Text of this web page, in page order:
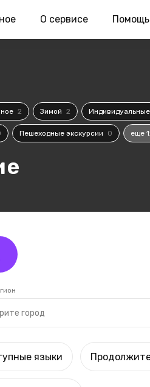
О сервисе Помощь
2 Зимой 2 Индивидуальные
Пешеходные экскурсии 0 еще
город
языки